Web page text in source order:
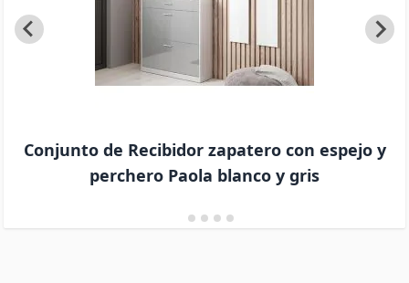
Conjunto de Recibidor zapatero con espejo y
perchero Paola blanco y gris